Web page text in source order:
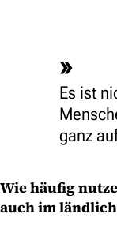
Es ist
ganz
Wie häufig
auch im